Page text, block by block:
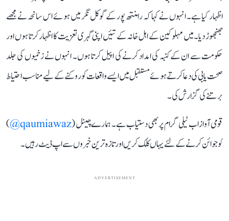
اظہار کیا ہے۔ انہوں نے کہا کہ رامنتھ پور کے گوکل نگر میں ہوئے اس سانحہ نے مجھے
جھنجھوڑ دیا۔ میں مہلوکین کے اہل خانہ کے تئیں اپنی گہری تعزیت کا اظہار کرتا ہوں اور
حکومت سے ان کے کنبہ کی امداد کرنے کی اپیل کرتا ہوں۔ انہوں نے زخمیوں کی جلد
صحت یابی کی دعا کرتے ہوئے مستقبل میں ایسے واقعات کو روکنے کے لیے مناسب احتیاط
برتنے کی گزارش کی۔
قومی آواز اب ٹیلی گرام پر بھی دستیاب ہے۔ ہمارے چینل (qaumiawaz@
)
کو جوائن کرنے کے لئے یہاں کلک کریں اور تازہ ترین خبروں سے اپ ڈیٹ رہیں۔
ADVERTISEMENT